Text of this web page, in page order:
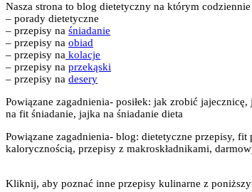
Nasza strona to blog dietetyczny na którym
– porady dietetyczne
– przepisy na śniadanie
– przepisy na obiad
– przepisy na kolacje
– przepisy na przekąski
– przepisy na desery
Powiązane zagadnienia- posiłek: jak zrobić
na fit śniadanie, jajka na śniadanie dieta
Powiązane zagadnienia- blog: dietetyczne przepisy,
kalorycznością, przepisy z makroskładnikami,
Kliknij, aby poznać inne przepisy kulinarne z